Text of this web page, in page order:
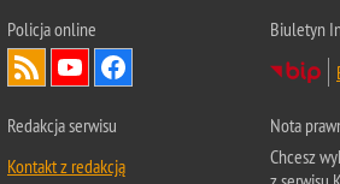
Policja online
Biuletyn
Redakcja serwisu
Kontakt z redakcją
Nota
Chcesz